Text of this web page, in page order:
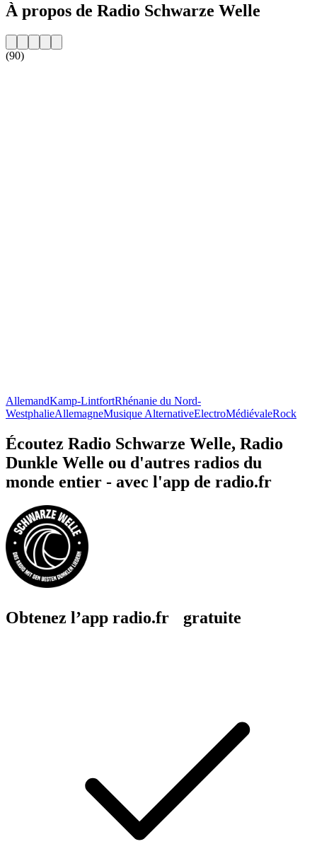
À propos de Radio Schwarze Welle
(90)
AllemandKamp-LintfortRhénanie du Nord-
WestphalieAllemagneMusique AlternativeElectroMédiévaleRock
Écoutez Radio Schwarze Welle, Radio
Dunkle Welle ou d'autres radios du
monde entier - avec l'app de radio.fr
Obtenez l’app radio.fr gratuite